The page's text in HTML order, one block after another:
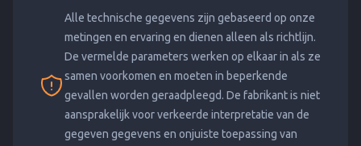
Alle technische gegevens zijn gebaseerd op onze
metingen en ervaring en dienen alleen als richtlijn.
De vermelde parameters werken op elkaar in als ze
samen voorkomen en moeten in beperkende
gevallen worden geraadpleegd. De fabrikant is niet
aansprakelijk voor verkeerde interpretatie van de
gegeven gegevens en onjuiste toepassing van